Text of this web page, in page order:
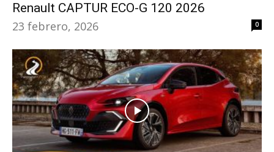
Renault CAPTUR ECO-G 120 2026
23 febrero, 2026
0